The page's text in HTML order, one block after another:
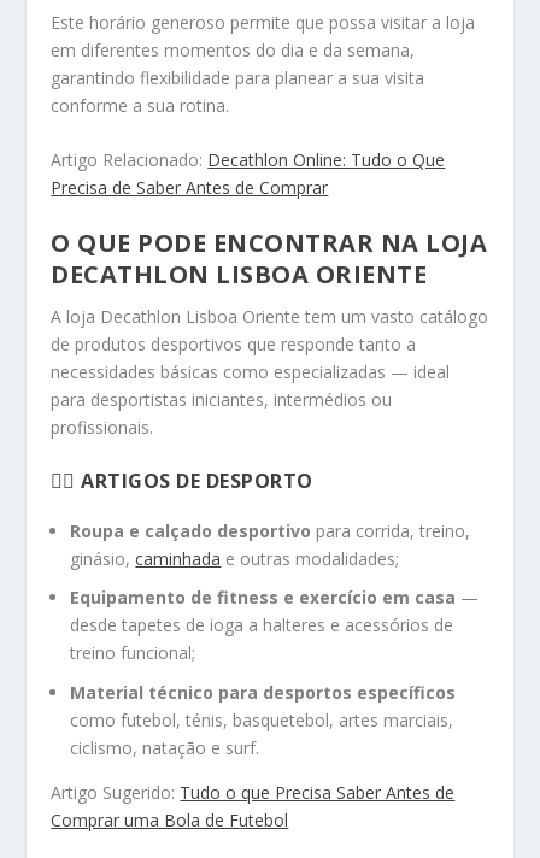
Este horário generoso permite que possa visitar a loja
em diferentes momentos do dia e da semana,
garantindo flexibilidade para planear a sua visita
conforme a sua rotina.
Artigo Relacionado: Decathlon Online: Tudo o Que
Precisa de Saber Antes de Comprar
O QUE PODE ENCONTRAR NA LOJA
DECATHLON LISBOA ORIENTE
A loja Decathlon Lisboa Oriente tem um vasto catálogo
de produtos desportivos que responde tanto a
necessidades básicas como especializadas — ideal
para desportistas iniciantes, intermédios ou
profissionais.
🏃‍♂️ARTIGOS DE DESPORTO
Roupa e calçado desportivo para corrida, treino,
ginásio,caminhada e outras modalidades;
Equipamento de fitness e exercício em casa —
desde tapetes de ioga a halteres e acessórios de
treino funcional;
Material técnico para desportos específicos
como futebol, ténis, basquetebol, artes marciais,
ciclismo, natação e surf.
Artigo Sugerido: Tudo o que Precisa Saber Antes de
Comprar uma Bola de Futebol